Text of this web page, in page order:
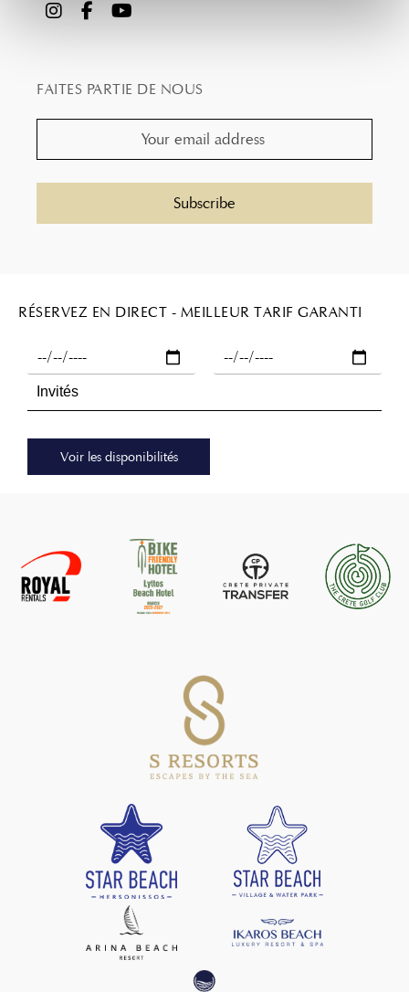
FAITES PARTIE DE NOUS
RÉSERVEZ EN DIRECT - MEILLEUR TARIF GARANTI
Voir les disponibilités